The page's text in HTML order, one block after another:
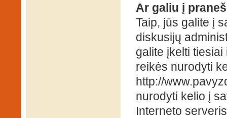
Ar galiu į
Taip, jūs galite į
diskusijų
galite įkelti
reikės nurodyti
http://
nurodyti kelio į
Interneto